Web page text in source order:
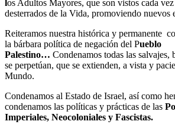
los Adultos Mayores, que son vistos cada
desterrados de la Vida, promoviendo nuevos
Reiteramos nuestra histórica y permanente
la bárbara política de negación del Pueblo
Palestino… Condenamos todas las salvajes,
se perpetúan, que se extienden, a vista y
Mundo.
Condenamos al Estado de Israel, así como
condenamos las políticas y prácticas de las
Imperiales, Neocoloniales y Fascistas.